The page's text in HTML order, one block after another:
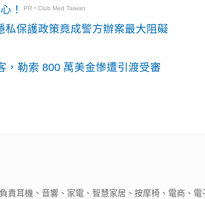
！
PR・Club Med Taiwan
保護政策竟成警方辦案最大阻礙
，勒索 800 萬美金慘遭引渡受審
責耳機、音響、家電、智慧家居、按摩椅、電商、電